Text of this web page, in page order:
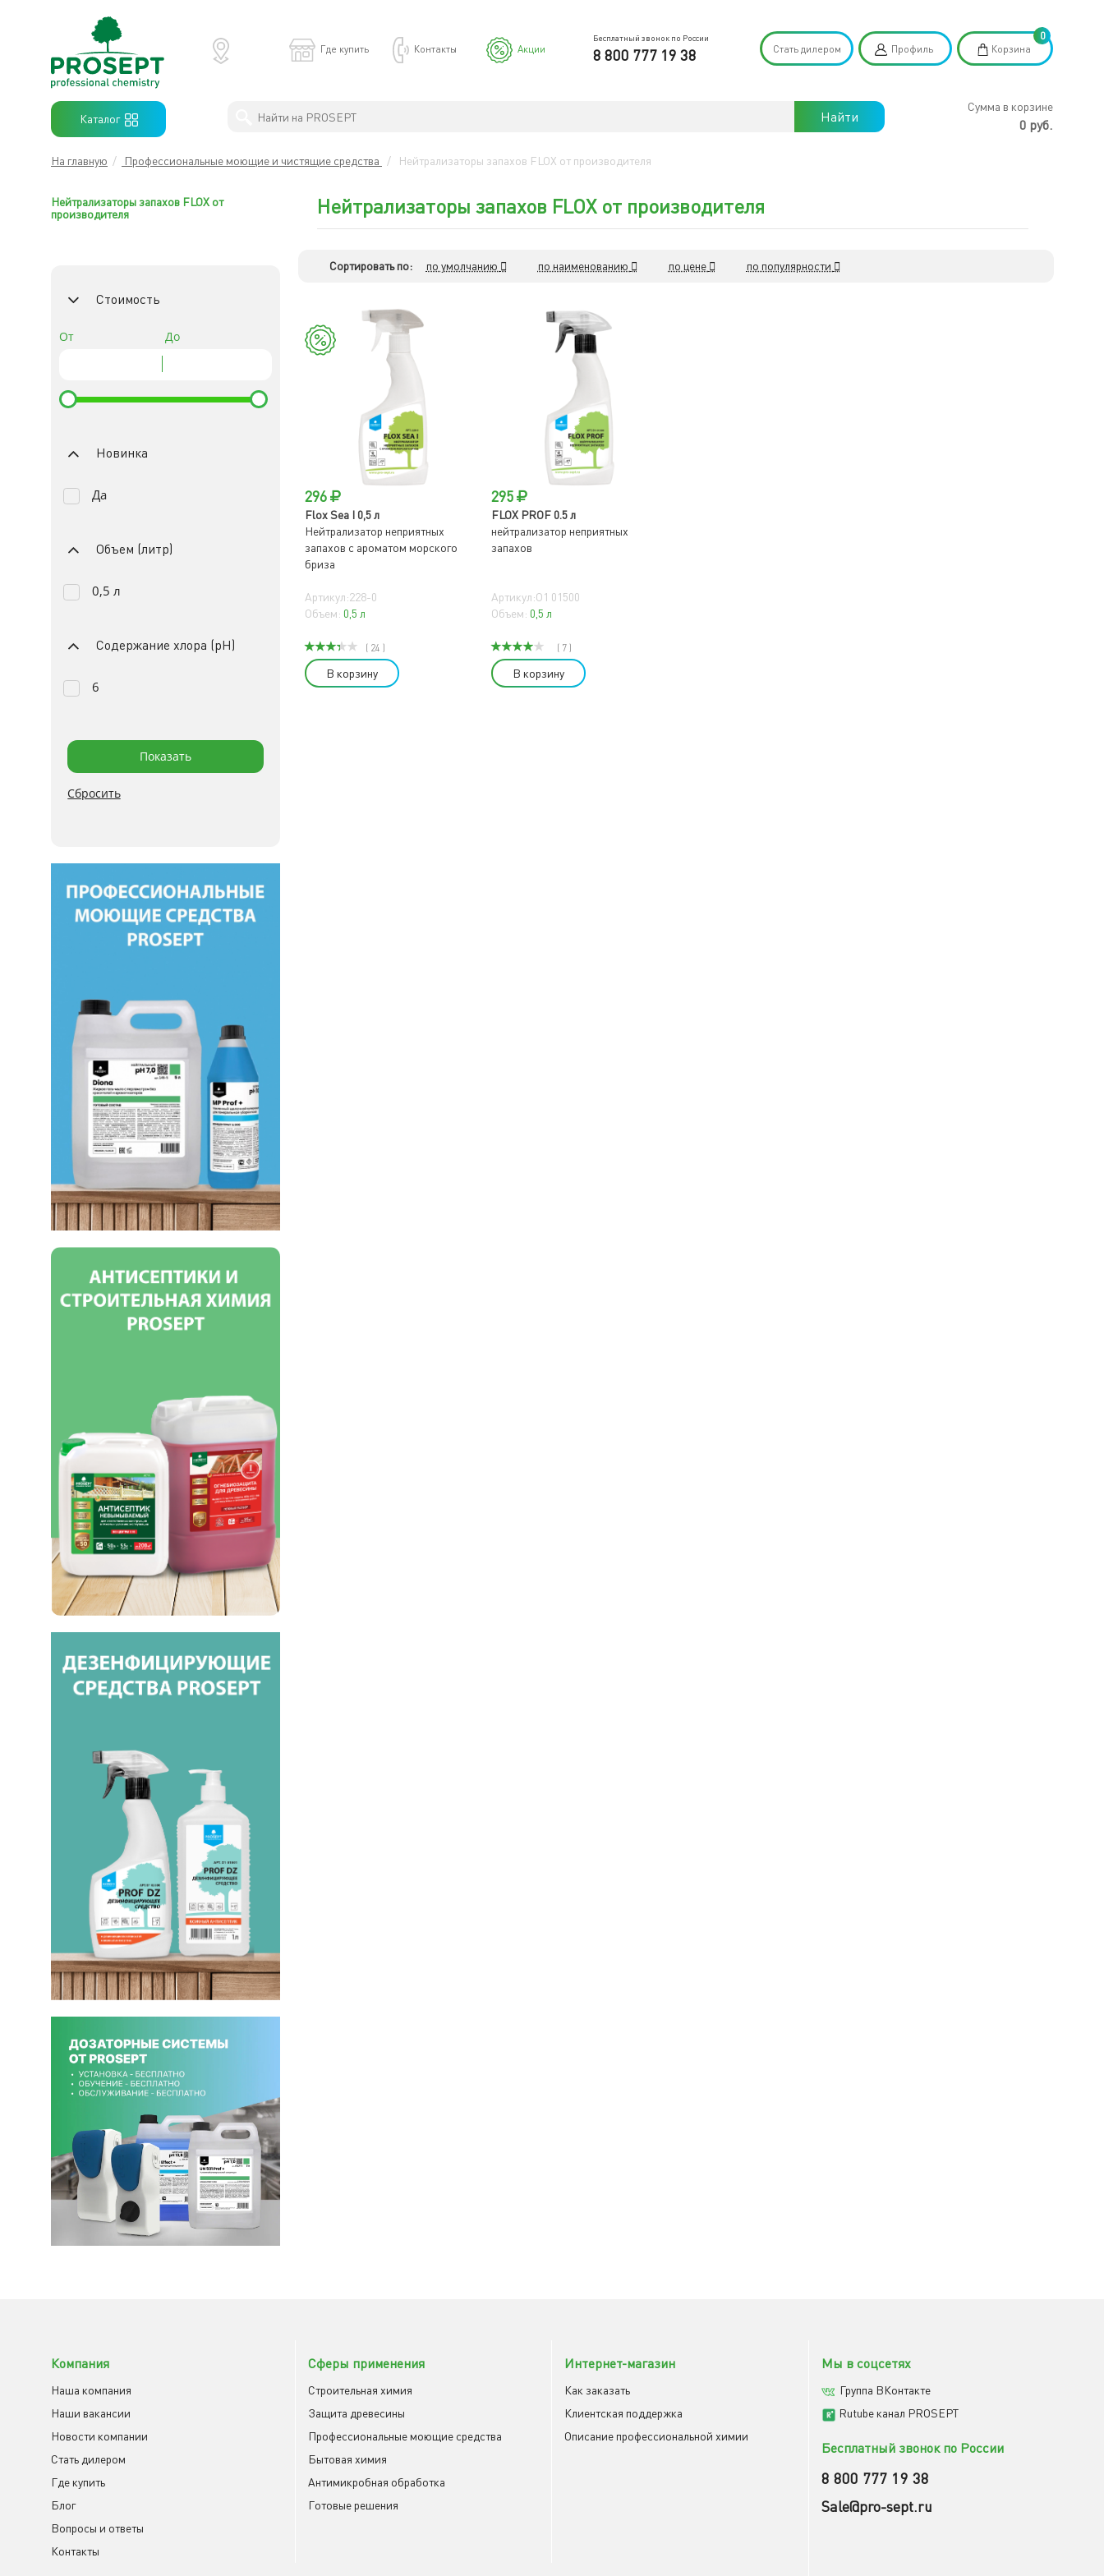
Антимикробная обработка
Профессиональны моющие средства
PROSEPT
ЛЕРУА
МЕРЛЕН
Где купить Контакты Акции
Бесплатный звонок по России
8 800 777 19 38 Стать дилером Профиль Корзина
Каталог Найти
Сумма в корзине
0
0 руб.
На главную / Профессиональные моющие и чистящие средства / Нейтрализаторы запахов FLOX от производителя
Нейтрализаторы запахов FLOX от
производителя
Стоимость
От До
Новинка
Да
Объем (литр)
0,5 л
Содержание хлора (pH)
6
Нейтрализаторы запахов FLOX от производителя
Сортировать по: по умолчанию по наименованию по цене по популярности
296
Flox Sea I 0,5 л
Нейтрализатор неприятных
запахов с ароматом морского
бриза
Артикул:228-0
Объем: 0,5 л
( 24 )
В корзину
295
FLOX PROF 0.5 л
нейтрализатор неприятных
запахов
Артикул:O1 01500
Объем: 0,5 л
( 7 )
В корзину
Компания
Наша компания
Наши вакансии
Новости компании
Cтать дилером
Где купить
Блог
Вопросы и ответы
Контакты
Сферы применения
Строительная химия
Защита древесины
Профессиональные моющие средства
Бытовая химия
Антимикробная обработка
Готовые решения
Интернет-магазин
Как заказать
Клиентская поддержка
Описание профессиональной химии
Мы в соцсетях
Группа ВКонтакте
Rutube канал PROSEPT
Бесплатный звонок по России
8 800 777 19 38
Sale@pro-sept.ru